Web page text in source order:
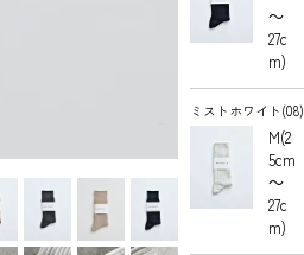
～
27c
m)
ミストホワイト(08)
M(2
5cm
～
27c
m)